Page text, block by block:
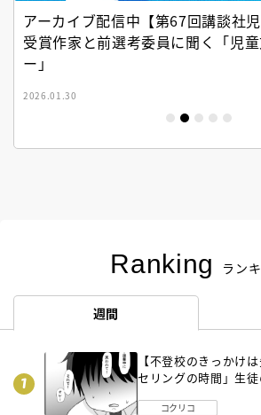
アーカイブ配信中【第67回講談社児
受賞作家と前選考委員に聞く「児
ー」
2026.01.30
Ranking ラン
週間
【不登校のきっかけ
セリングの時間」生
コクリコ